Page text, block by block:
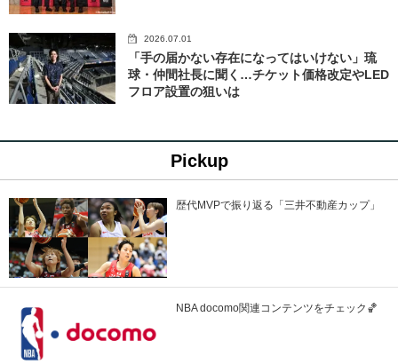
2026.07.01
「手の届かない存在になってはいけない」琉
球・仲間社長に聞く…チケット価格改定やLED
フロア設置の狙いは
Pickup
歴代MVPで振り返る「三井不動産カップ」
NBA docomo関連コンテンツをチェック🏀